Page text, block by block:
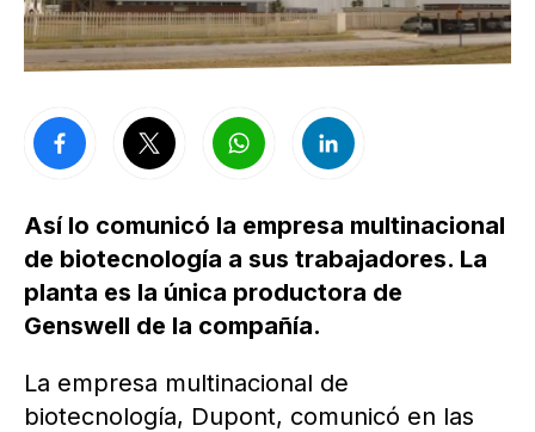
Así lo comunicó la empresa multinacional
de biotecnología a sus trabajadores. La
planta es la única productora de
Genswell de la compañía.
La empresa multinacional de
biotecnología, Dupont, comunicó en las